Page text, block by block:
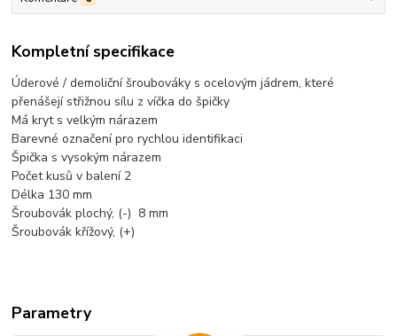
Kompletní specifikace
Úderové / demoliční šroubováky s ocelovým jádrem, které
přenášejí střižnou sílu z víčka do špičky
Má kryt s velkým nárazem
Barevné označení pro rychlou identifikaci
Špička s vysokým nárazem
Počet kusů v balení 2
Délka 130 mm
Šroubovák plochý, (-) 8 mm
Šroubovák křížový, (+)
Parametry